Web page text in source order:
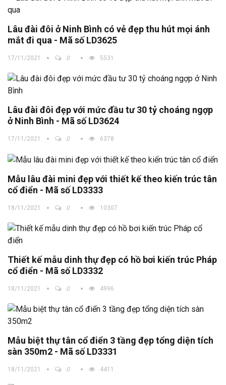
Lâu đài đôi ở Ninh Bình có vẻ đẹp thu hút mọi ánh
mắt đi qua - Mã số LD3625
17/11/2021 0 5531
Lâu đài đôi đẹp với mức đầu tư 30 tỷ choáng ngợp
ở Ninh Bình - Mã số LD3624
17/11/2021 0 6378
Mẫu lâu đài mini đẹp với thiết kế theo kiến trúc tân
cổ điển - Mã số LD3333
18/11/2021 0 10307
Thiết kế mẫu dinh thự đẹp có hồ bơi kiến trúc Pháp
cổ điển - Mã số LD3332
18/11/2021 0 4996
Mẫu biệt thự tân cổ điển 3 tầng đẹp tổng diện tích
sàn 350m2 - Mã số LD3331
18/11/2021 0 4411